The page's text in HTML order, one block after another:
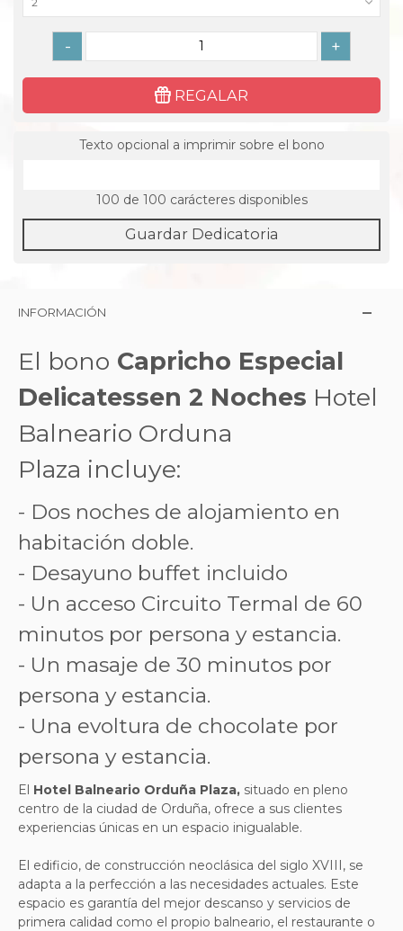
- +
REGALAR
Texto opcional a imprimir sobre el bono
100 de 100 carácteres disponibles
Guardar Dedicatoria
INFORMACIÓN
El bono Capricho Especial
Delicatessen 2 Noches Hotel
Balneario Orduna
Plaza incluye:
- Dos noches de alojamiento en
habitación doble.
- Desayuno buffet incluido
- Un acceso Circuito Termal de 60
minutos por persona y estancia.
- Un masaje de 30 minutos por
persona y estancia.
- Una evoltura de chocolate por
persona y estancia.
El Hotel Balneario Orduña Plaza, situado en pleno
centro de la ciudad de Orduña, ofrece a sus clientes
experiencias únicas en un espacio inigualable.
El edificio, de construcción neoclásica del siglo XVIII, se
adapta a la perfección a las necesidades actuales. Este
espacio es garantía del mejor descanso y servicios de
primera calidad como el propio balneario, el restaurante o